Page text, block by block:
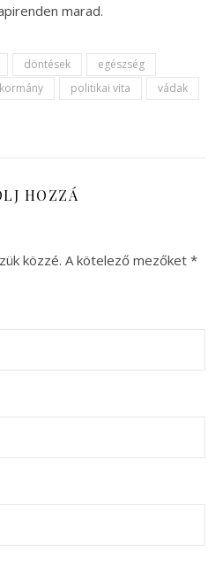
marad.
döntések
egészség
kormány politikai vita
vádak
HOZZÁ
közzé. A kötelező mezőket *